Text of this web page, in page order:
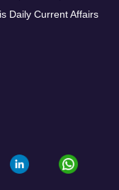
Daily Current Affairs